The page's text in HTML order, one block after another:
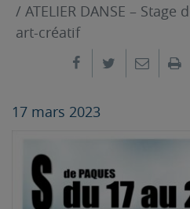
ATELIER DANSE –
art-créatif
Partager sur
Partager
17 mars 2023